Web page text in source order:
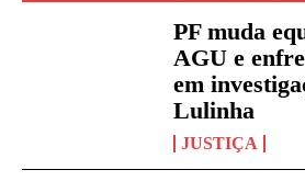
PF muda
AGU e
em
Lulinha
JUSTIÇA